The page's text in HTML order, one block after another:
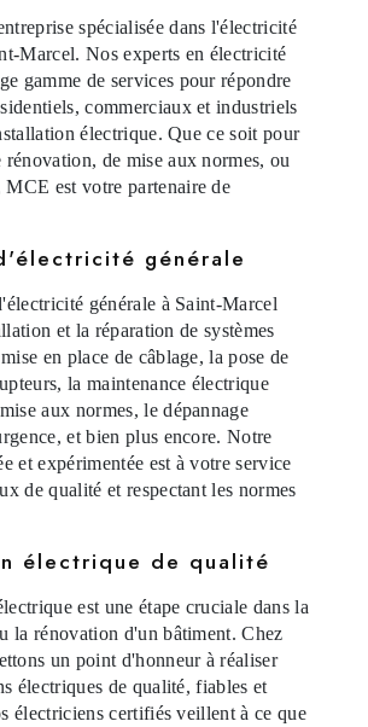
spécialisée dans l'électricité
Marcel. Nos experts en électricité
gamme de services pour répondre
commerciaux et industriels
électrique. Que ce soit pour
rénovation, de mise aux normes, ou
MCE est votre partenaire de
générale
générale à Saint-Marcel
et la réparation de systèmes
en place de câblage, la pose de
la maintenance électrique
aux normes, le dépannage
et bien plus encore. Notre
et expérimentée est à votre service
de qualité et respectant les normes
électrique de qualité
est une étape cruciale dans la
la rénovation d'un bâtiment. Chez
un point d'honneur à réaliser
électriques de qualité, fiables et
électriciens certifiés veillent à ce que